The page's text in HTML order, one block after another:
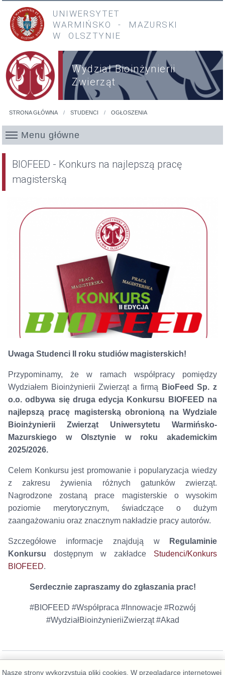
Przejdź do treści
Przejdź do menu głównego
UNIWERSYTET
WARMIŃSKO
- MAZURSKI
W OLSZTYNIE
Wydział Bioinżynierii
Zwierząt
STRONA GŁÓWNA STUDENCI OGŁOSZENIA
Menu główne
BIOFEED - Konkurs na najlepszą pracę
magisterską
Uwaga Studenci II roku studiów magisterskich!
Przypominamy, że w ramach współpracy pomiędzy
Wydziałem Bioinżynierii Zwierząt a firmą BioFeed Sp. z
o.o. odbywa się druga edycja Konkursu BIOFEED na
najlepszą pracę magisterską obronioną na Wydziale
Bioinżynierii Zwierząt Uniwersytetu Warmińsko-
Mazurskiego w Olsztynie w roku akademickim
2025/2026.
Celem Konkursu jest promowanie i popularyzacja wiedzy
z zakresu żywienia różnych gatunków zwierząt.
Nagrodzone zostaną prace magisterskie o wysokim
poziomie merytorycznym, świadczące o dużym
zaangażowaniu oraz znacznym nakładzie pracy autorów.
Szczegółowe informacje znajdują w
Regulaminie
Konkursu dostępnym w zakładce Studenci/Konkurs
BIOFEED.
Serdecznie zapraszamy do zgłaszania prac!
#BIOFEED #Współpraca #Innowacje #Rozwój
#WydziałBioinżynieriiZwierząt #Akad
Nasze strony wykorzystują pliki cookies. W przeglądarce internetowej